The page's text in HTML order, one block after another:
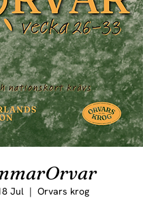
Jul
  |
Orvars krog